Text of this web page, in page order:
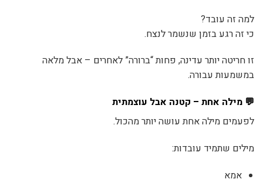
למה זה עובד?
כי זה רגע בזמן שנשמר לנצח.
זו חריטה יותר עדינה, פחות “ברורה” לאחרים – אבל מלאה
במשמעות עבורה.
💬 מילה אחת – קטנה אבל עוצמתית
לפעמים מילה אחת עושה יותר מהכול.
מילים שתמיד עובדות:
אמא